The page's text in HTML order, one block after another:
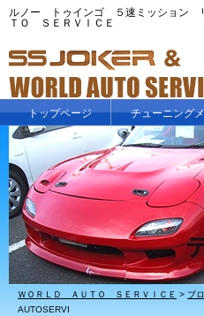
ルノー トゥインゴ ５速ミッション
ＴＯ ＳＥＲＶＩＣＥ
トップページ チューニング
ＷＯＲＬＤ ＡＵＴＯ ＳＥＲＶＩＣＥ > ブ
AUTOSERVI